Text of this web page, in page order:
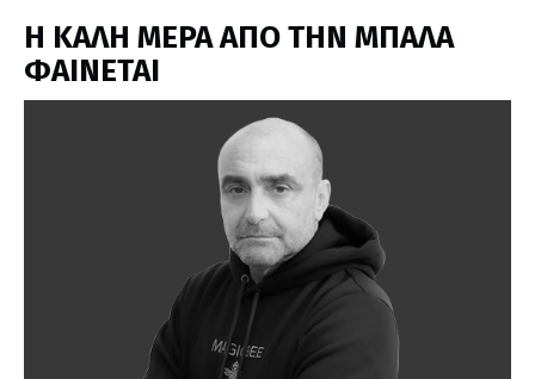
H ΚΑΛΗ ΜΕΡΑ ΑΠΟ ΤΗΝ ΜΠΑΛΑ
ΦΑΙΝΕΤΑΙ